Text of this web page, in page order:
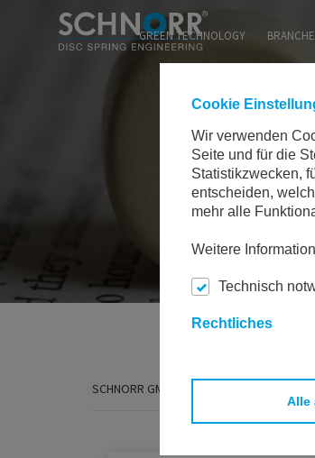
Cookie
Wir verwenden
Seite und für die
Statistikzwecken,
entscheiden,
mehr alle
Weitere
Technisch
Rechtliches
Alle
GREEN TECHNOLOGY
SCHNORR GMBH